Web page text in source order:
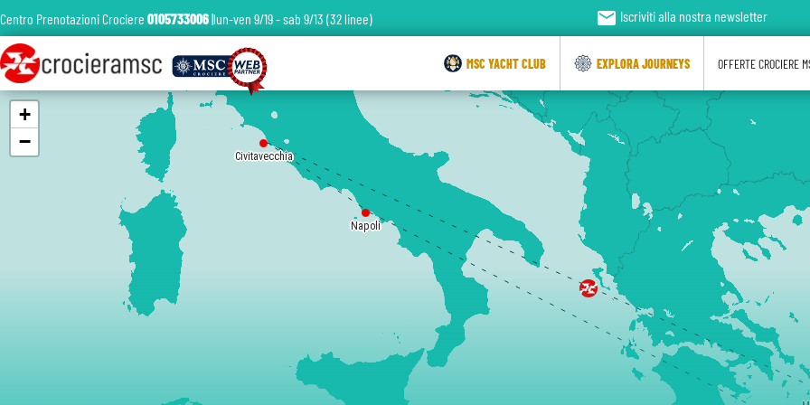
Civitavecchia
Napoli
+
−
Centro Prenotazioni Crociere 0105733006|lun-ven 9/19 - sab 9/13 (32 linee) email Iscriviti alla nostra newsletter
MSC YACHT CLUB EXPLORA JOURNEYS OFFERTE CROCIERE